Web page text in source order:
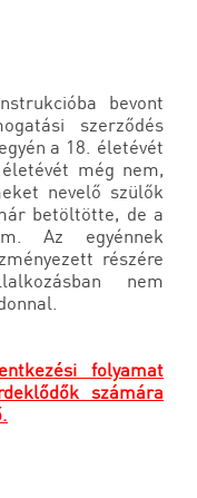
bevont
szerződés
a 18. életévét
még nem,
nevelő szülők
betöltötte, de a
Az egyénnek
részére
nem
folyamat
számára